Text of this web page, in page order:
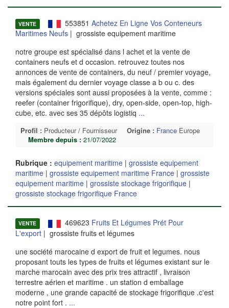
VENTE 553851 Achetez En Ligne Vos Conteneurs
Maritimes Neufs | grossiste equipement maritime
notre groupe est spécialisé dans l achet et la vente de
containers neufs et d occasion. retrouvez toutes nos
annonces de vente de containers, du neuf / premier voyage,
mais également du dernier voyage classe a b ou c. des
versions spéciales sont aussi proposées à la vente, comme :
reefer (container frigorifique), dry, open-side, open-top, high-
cube, etc. avec ses 35 dépôts logistiq ...
Profil : Producteur / Fournisseur Origine : France Europe
Membre depuis : 21/07/2022
Rubrique : equipement maritime | grossiste equipement
maritime | grossiste equipement maritime France | grossiste
equipement maritime | grossiste stockage frigorifique |
grossiste stockage frigorifique France
VENTE 469623 Fruits Et Légumes Prét Pour
L'export | grossiste fruits et légumes
une société marocaine d export de fruit et legumes. nous
proposant touts les types de fruits et légumes existant sur le
marche marocain avec des prix tres attractif , livraison
terrestre aérien et maritime . un station d emballage
moderne , une grande capacité de stockage frigorifique .c'est
notre point fort . ...